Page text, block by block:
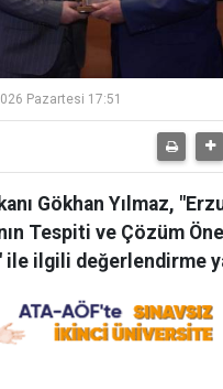
Pazartesi 17:51
Gökhan Yılmaz,
Tespiti ve Çözüm
ile ilgili değerlendirme